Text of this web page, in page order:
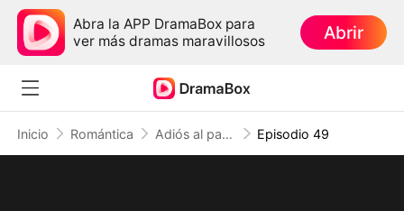
Abra la APP DramaBox para
ver más dramas maravillosos
Abrir
Inicio Romántica Adiós al pasado, hola al destino Episodio 49